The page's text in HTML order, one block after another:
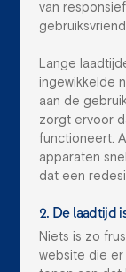
van
Lange
ingewikkelde
aan de
zorgt ervoor
functioneert.
apparaten
dat een
2. De laadtijd
Niets is zo
website die er